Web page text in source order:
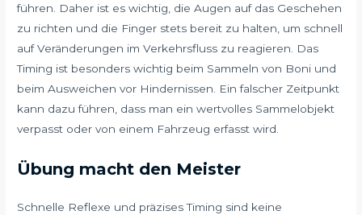
führen. Daher ist es wichtig, die Augen auf das Geschehen
zu richten und die Finger stets bereit zu halten, um schnell
auf Veränderungen im Verkehrsfluss zu reagieren. Das
Timing ist besonders wichtig beim Sammeln von Boni und
beim Ausweichen vor Hindernissen. Ein falscher Zeitpunkt
kann dazu führen, dass man ein wertvolles Sammelobjekt
verpasst oder von einem Fahrzeug erfasst wird.
Übung macht den Meister
Schnelle Reflexe und präzises Timing sind keine